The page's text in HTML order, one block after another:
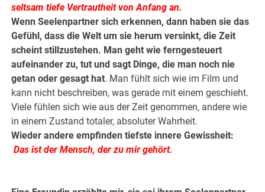
seltsam tiefe Vertrautheit von Anfang an.
Wenn Seelenpartner sich erkennen, dann haben sie das
Gefühl, dass die Welt um sie herum versinkt, die Zeit
scheint stillzustehen. Man geht wie ferngesteuert
aufeinander zu, tut und sagt Dinge, die man noch nie
getan oder gesagt hat. Man fühlt sich wie im Film und
kann nicht beschreiben, was gerade mit einem geschieht.
Viele fühlen sich wie aus der Zeit genommen, andere wie
in einem Zustand totaler, absoluter Wahrheit.
Wieder andere empfinden tiefste innere Gewissheit:
Das ist der Mensch, der zu mir gehört.